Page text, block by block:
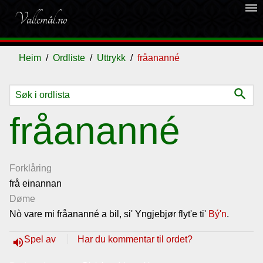
Vallemål.no
dehaze
Heim Ordliste Uttrykk fråananné
search
fråananné
Forklåring
frå einannan
Døme
Nò vare mi fråananné a bil, si' Yngjebjør flyt'e ti' Bý'n.
volume_upSpel av Har du kommentar til ordet?
Ordliste
Om
vallemålet
Gjestebok
Nyhende